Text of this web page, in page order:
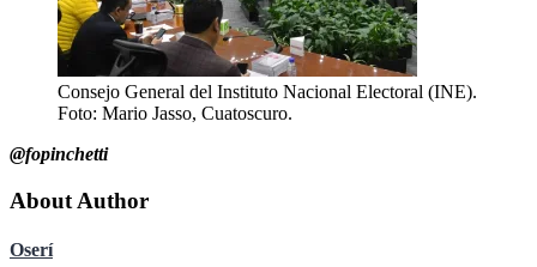
Consejo General del Instituto Nacional Electoral (INE).
Foto: Mario Jasso, Cuatoscuro.
@fopinchetti
About Author
Oserí